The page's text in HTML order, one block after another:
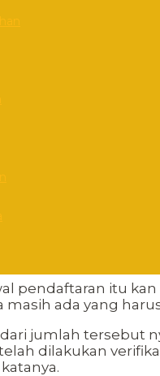
pendaftaran itu
masih ada yang
jumlah tersebut
dilakukan